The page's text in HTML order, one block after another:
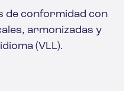
de conformidad con
armonizadas y
(VLL).